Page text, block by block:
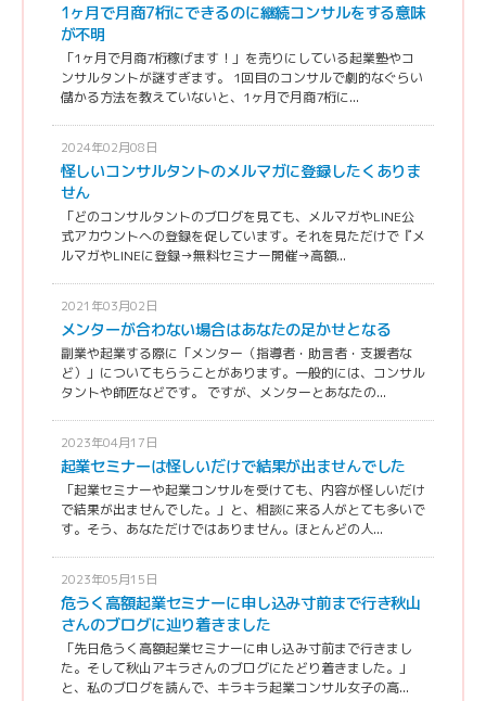
1ヶ月で月商7桁にできるのに継続コンサルをする意味
が不明
「1ヶ月で月商7桁稼げます！」を売りにしている起業塾やコ
ンサルタントが謎すぎます。 1回目のコンサルで劇的なぐらい
儲かる方法を教えていないと、1ヶ月で月商7桁に...
2024年02月08日
怪しいコンサルタントのメルマガに登録したくありま
せん
「どのコンサルタントのブログを見ても、メルマガやLINE公
式アカウントへの登録を促しています。それを見ただけで『メ
ルマガやLINEに登録→無料セミナー開催→高額...
2021年03月02日
メンターが合わない場合はあなたの足かせとなる
副業や起業する際に「メンター（指導者・助言者・支援者な
ど）」についてもらうことがあります。一般的には、コンサル
タントや師匠などです。 ですが、メンターとあなたの...
2023年04月17日
起業セミナーは怪しいだけで結果が出ませんでした
「起業セミナーや起業コンサルを受けても、内容が怪しいだけ
で結果が出ませんでした。」と、相談に来る人がとても多いで
す。そう、あなただけではありません。ほとんどの人...
2023年05月15日
危うく高額起業セミナーに申し込み寸前まで行き秋山
さんのブログに辿り着きました
「先日危うく高額起業セミナーに申し込み寸前まで行きまし
た。そして秋山アキラさんのブログにたどり着きました。」
と、私のブログを読んで、キラキラ起業コンサル女子の高...